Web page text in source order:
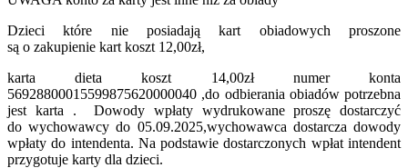
Dzieci które nie posiadają kart obiadowych proszone
są o zakupienie kart koszt 12,00zł,
karta dieta koszt 14,00zł numer konta
56928800015599875620000040 ,do odbierania obiadów potrzebna
jest karta . Dowody wpłaty wydrukowane proszę dostarczyć
do wychowawcy do 05.09.2025,wychowawca dostarcza dowody
wpłaty do intendenta. Na podstawie dostarczonych wpłat intendent
przygotuje karty dla dzieci.